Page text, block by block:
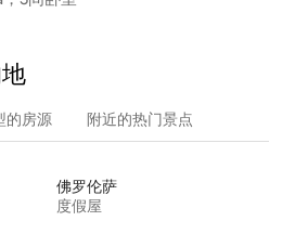
的房源 附近的热门景点
佛罗伦萨
度假屋